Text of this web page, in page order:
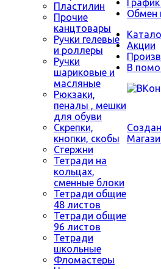
Пластилин
Прочие
канцтовары
Ручки гелевые
и роллеры
Ручки
шариковые и
масляные
Рюкзаки,
пеналы , мешки
для обуви
Скрепки,
кнопки, скобы
Стержни
Тетради на
кольцах,
сменные блоки
Тетради общие
48 листов
Тетради общие
96 листов
Тетради
школьные
Фломастеры
Обмен
Акции
В